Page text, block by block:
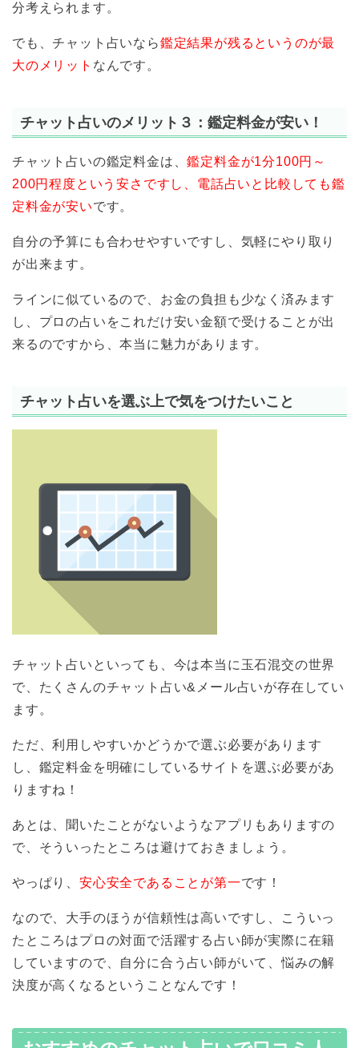
分考えられます。
でも、チャット占いなら鑑定結果が残るというのが最
大のメリット なんです。
チャット占いのメリット３：鑑定料金が安い！
チャット占いの鑑定料金は、鑑定料金が1分100円～
200円程度という安さですし、電話占いと比較しても鑑
定料金が安いです。
自分の予算にも合わせやすいですし、気軽にやり取り
が出来ます。
ラインに似ているので、お金の負担も少なく済みます
し、プロの占いをこれだけ安い金額で受けることが出
来るのですから、本当に魅力があります。
チャット占いを選ぶ上で気をつけたいこと
チャット占いといっても、今は本当に玉石混交の世界
で、たくさんのチャット占い&メール占いが存在してい
ます。
ただ、利用しやすいかどうかで選ぶ必要があります
し、鑑定料金を明確にしているサイトを選ぶ必要があ
りますね！
あとは、聞いたことがないようなアプリもありますの
で、そういったところは避けておきましょう。
やっぱり、 安心安全であることが第一です！
なので、大手のほうが信頼性は高いですし、こういっ
たところはプロの対面で活躍する占い師が実際に在籍
していますので、自分に合う占い師がいて、悩みの解
決度が高くなるということなんです！